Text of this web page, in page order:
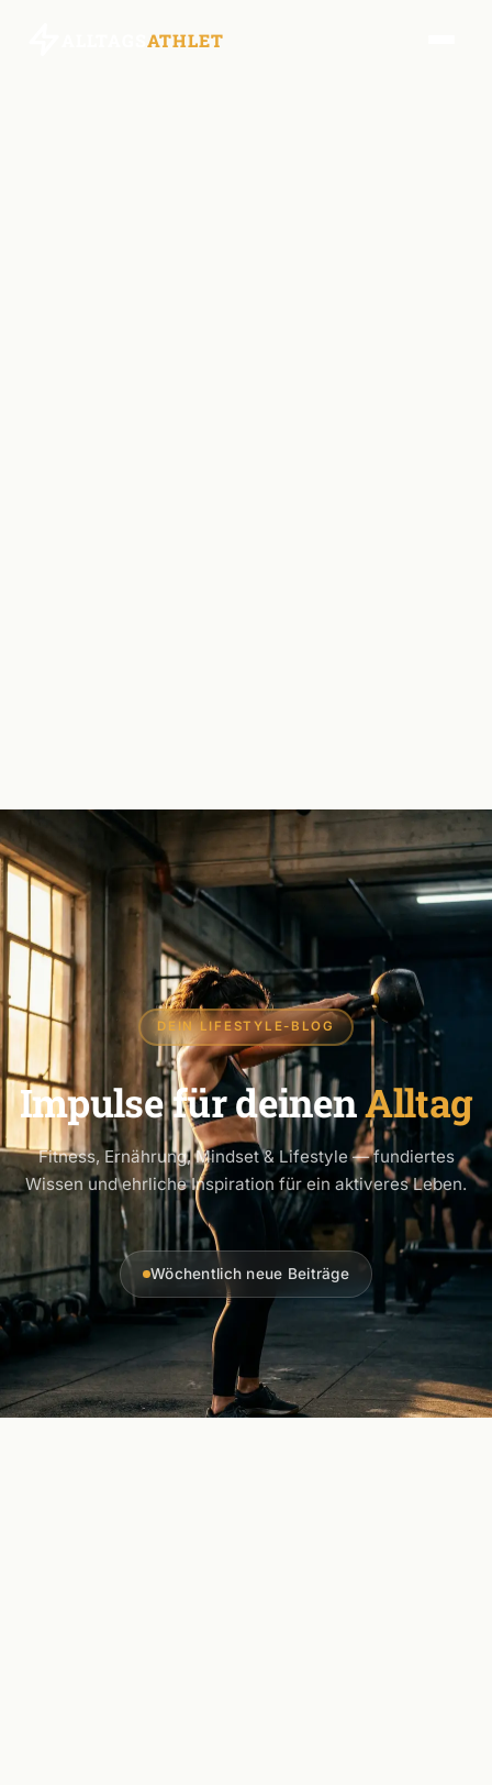
ATHLET
DEIN LIFESTYLE-BLOG
Impulse für deinenAlltag
Fitness, Ernährung, Mindset & Lifestyle — fundiertes
Wissen und ehrliche Inspiration für ein aktiveres Leben.
Wöchentlich neue Beiträge